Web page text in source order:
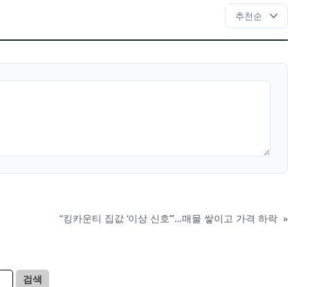
“킹카운티 집값 ‘이상 신호’”…매물 쌓이고 가격 하락 »
검색